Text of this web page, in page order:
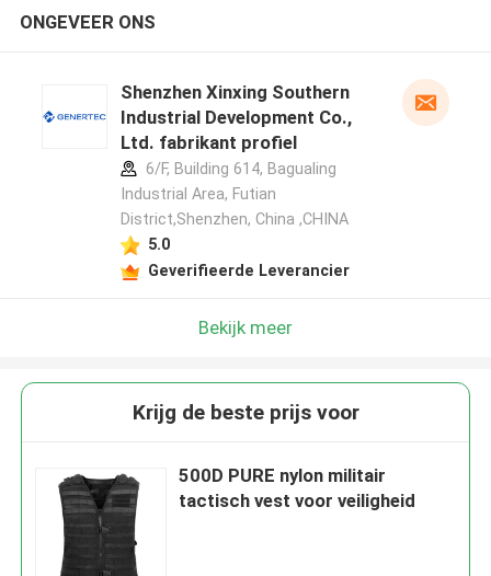
ONGEVEER ONS
Shenzhen Xinxing Southern
Industrial Development Co.,
Ltd. fabrikant profiel
6/F, Building 614, Bagualing
Industrial Area, Futian
District,Shenzhen, China ,CHINA
5.0
Geverifieerde Leverancier
Bekijk meer
Krijg de beste prijs voor
500D PURE nylon militair
tactisch vest voor veiligheid